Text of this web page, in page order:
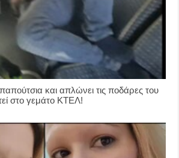
και απλώνει τις ποδάρες του
στο γεμάτο ΚΤΕΛ!